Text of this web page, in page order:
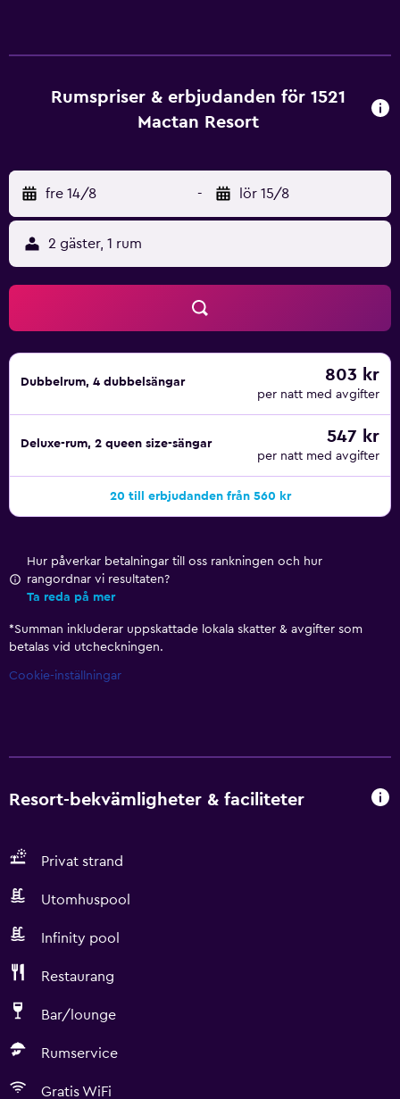
på begäran. Städning sker på begäran. En utomhuspool
och barnpool finns på området. Barn under 3 år får endast
Rumspriser & erbjudanden för 1521
Mactan Resort
fre 14/8 - lör 15/8
2 gäster, 1 rum
Dubbelrum, 4 dubbelsängar 803 kr
per natt med avgifter
Deluxe-rum, 2 queen size-sängar 547 kr
per natt med avgifter
20 till erbjudanden från 560 kr
Hur påverkar betalningar till oss rankningen och hur
rangordnar vi resultaten?
Ta reda på mer
*Summan inkluderar uppskattade lokala skatter & avgifter som
betalas vid utcheckningen.
Cookie-inställningar
Resort-bekvämligheter & faciliteter
Privat strand
Utomhuspool
Infinity pool
Restaurang
Bar/lounge
Rumservice
Gratis WiFi